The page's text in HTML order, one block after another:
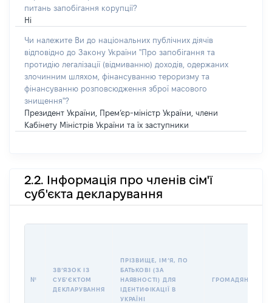
питань запобігання корупції?
Ні
Чи належите Ви до національних публічних діячів
відповідно до Закону України "Про запобігання та
протидію легалізації (відмиванню) доходів, одержаних
злочинним шляхом, фінансуванню тероризму та
фінансуванню розповсюдження зброї масового
знищення"?
Президент України, Прем’єр-міністр України, члени
Кабінету Міністрів України та їх заступники
2.2. Інформація про членів сім'ї
суб'єкта декларування
№
ЗВʼЯЗОК ІЗ
СУБʼЄКТОМ
ДЕКЛАРУВАННЯ
ПРІЗВИЩЕ, ІМʼЯ, ПО
БАТЬКОВІ (ЗА
НАЯВНОСТІ) ДЛЯ
ІДЕНТИФІКАЦІЇ В
УКРАЇНІ
ГРОМАДЯНСТВО